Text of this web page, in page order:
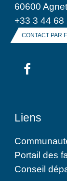
60600
+33 3 44 68
CONTACT PAR
Liens
Portail des
Conseil